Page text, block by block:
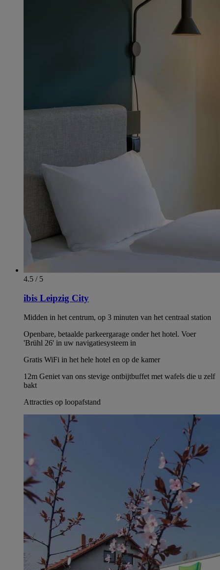
4.5 / 5
ibis Leipzig City
Midden in het centrum, op 3 minuten van het centraal station
Openbare, betaalde parkeergarage onder het hotel. Voer
'Brühl 26' in uw navigatiesysteem in
Gratis WiFi in het hele hotel en op de kamer
12m Geniet van ons stevige ontbijtbuffet met wafels die u zelf
bakt
Attracties op loopafstand